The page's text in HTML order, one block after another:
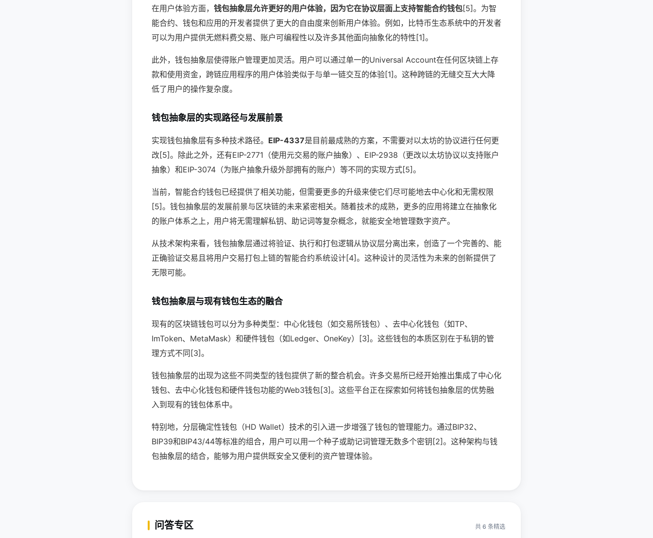
在用户体验方面， 钱包抽象层允许更好的用户体验，因为它在协议层面上支持智能合约钱包[5]。为智
能合约、钱包和应用的开发者提供了更大的自由度来创新用户体验。例如，比特币生态系统中的开发者
可以为用户提供无燃料费交易、账户可编程性以及许多其他面向抽象化的特性[1]。
此外，钱包抽象层使得账户管理更加灵活。用户可以通过单一的Universal Account在任何区块链上存
款和使用资金，跨链应用程序的用户体验类似于与单一链交互的体验[1]。这种跨链的无缝交互大大降
低了用户的操作复杂度。
钱包抽象层的实现路径与发展前景
实现钱包抽象层有多种技术路径。 EIP-4337是目前最成熟的方案，不需要对以太坊的协议进行任何更
改[5]。除此之外，还有EIP-2771（使用元交易的账户抽象）、EIP-2938（更改以太坊协议以支持账户
抽象）和EIP-3074（为账户抽象升级外部拥有的账户）等不同的实现方式[5]。
当前，智能合约钱包已经提供了相关功能，但需要更多的升级来使它们尽可能地去中心化和无需权限
[5]。钱包抽象层的发展前景与区块链的未来紧密相关。随着技术的成熟，更多的应用将建立在抽象化
的账户体系之上，用户将无需理解私钥、助记词等复杂概念，就能安全地管理数字资产。
从技术架构来看，钱包抽象层通过将验证、执行和打包逻辑从协议层分离出来，创造了一个完善的、能
正确验证交易且将用户交易打包上链的智能合约系统设计[4]。这种设计的灵活性为未来的创新提供了
无限可能。
钱包抽象层与现有钱包生态的融合
现有的区块链钱包可以分为多种类型：中心化钱包（如交易所钱包）、去中心化钱包（如TP、
ImToken、MetaMask）和硬件钱包（如Ledger、OneKey）[3]。这些钱包的本质区别在于私钥的管
理方式不同[3]。
钱包抽象层的出现为这些不同类型的钱包提供了新的整合机会。许多交易所已经开始推出集成了中心化
钱包、去中心化钱包和硬件钱包功能的Web3钱包[3]。这些平台正在探索如何将钱包抽象层的优势融
入到现有的钱包体系中。
特别地，分层确定性钱包（HD Wallet）技术的引入进一步增强了钱包的管理能力。通过BIP32、
BIP39和BIP43/44等标准的组合，用户可以用一个种子或助记词管理无数多个密钥[2]。这种架构与钱
包抽象层的结合，能够为用户提供既安全又便利的资产管理体验。
问答专区 共 6 条精选